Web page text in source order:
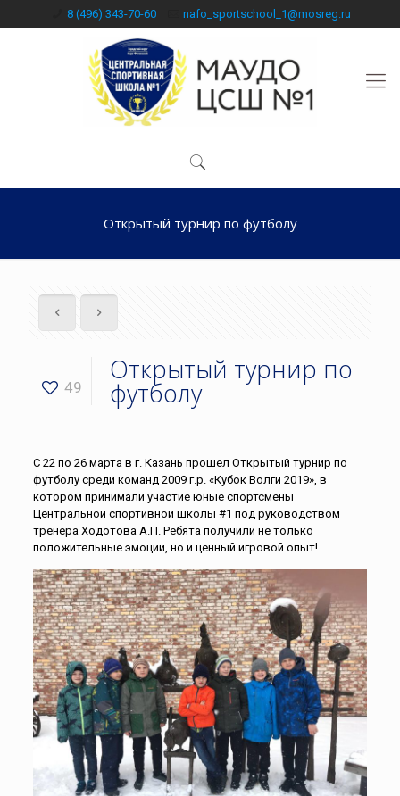
8 (496) 343-70-60 nafo_sportschool_1@mosreg.ru
Открытый турнир по футболу
49
Открытый турнир по
футболу
С 22 по 26 марта в г. Казань прошел Открытый турнир по
футболу среди команд 2009 г.р. «Кубок Волги 2019», в
котором принимали участие юные спортсмены
Центральной спортивной школы #1 под руководством
тренера Ходотова А.П. Ребята получили не только
положительные эмоции, но и ценный игровой опыт!